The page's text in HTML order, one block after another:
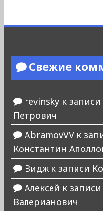
Свежие
revinskyк записи
Петрович
AbramovVVк
Константин
Виджк записи
Алексей к записи
Валерианович